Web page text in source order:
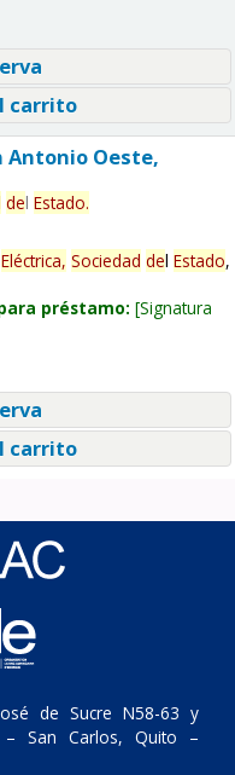
carrito
Antonio Oeste,
del Estado.
Eléctrica, Sociedad del Estado,
préstamo: Signatura
carrito
de Sucre N58-63 y
– San Carlos, Quito –